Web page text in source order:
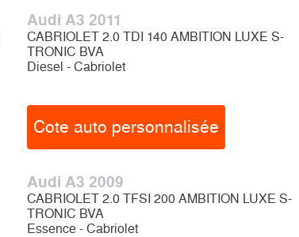
Audi A3 2011
CABRIOLET 2.0 TDI 140 AMBITION LUXE S-
TRONIC BVA
Diesel - Cabriolet
Cote auto personnalisée
Audi A3 2009
CABRIOLET 2.0 TFSI 200 AMBITION LUXE S-
TRONIC BVA
Essence - Cabriolet